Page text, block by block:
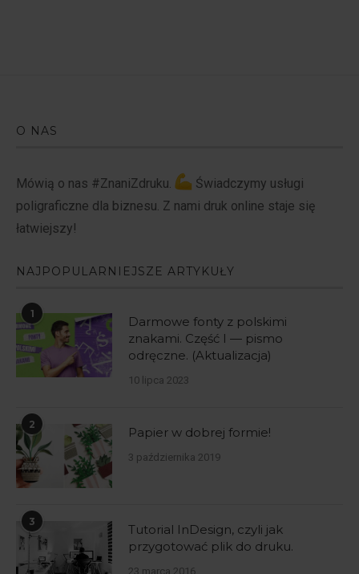
O NAS
Mówią o nas #ZnaniZdruku.
Świadczymy usługi
poligraficzne dla biznesu. Z nami druk online staje się
łatwiejszy!
NAJPOPULARNIEJSZE ARTYKUŁY
1
Darmowe fonty z polskimi
znakami. Część I — pismo
odręczne. (Aktualizacja)
10 lipca 2023
2
Papier w dobrej formie!
3 października 2019
3
Tutorial InDesign, czyli jak
przygotować plik do druku.
23 marca 2016